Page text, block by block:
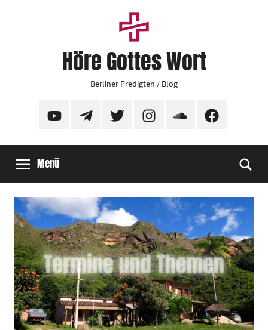
Höre Gottes Wort
Berliner Predigten / Blog
YouTubeTelegramTwitter InstagramSoundCloudFacebook
Menü